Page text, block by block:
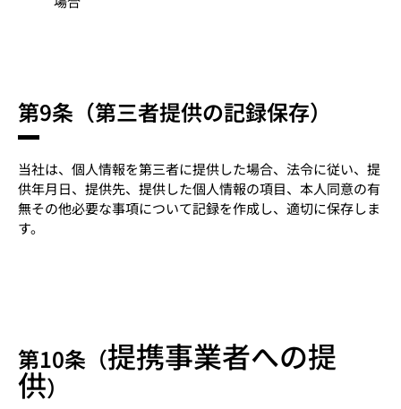
第9条（第三者提供の記録保存）
当社は、個人情報を第三者に提供した場合、法令に従い、提
供年月日、提供先、提供した個人情報の項目、本人同意の有
無その他必要な事項について記録を作成し、適切に保存しま
す。
第10条（提携事業者への提
供）